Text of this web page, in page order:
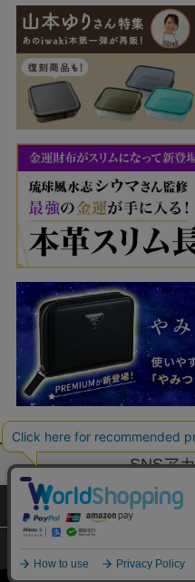
SNSア
サイトマップ
Copyright (c)